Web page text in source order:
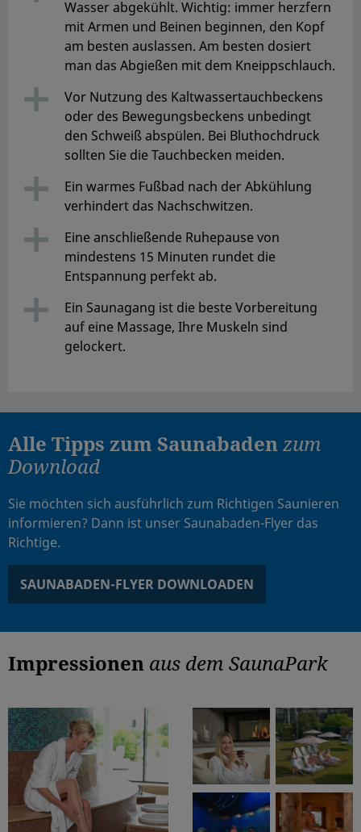
Wasser abgekühlt. Wichtig: immer herzfern
mit Armen und Beinen beginnen, den Kopf
am besten auslassen. Am besten dosiert
man das Abgießen mit dem Kneippschlauch.
Vor Nutzung des Kaltwassertauchbeckens
oder des Bewegungsbeckens unbedingt
den Schweiß abspülen. Bei Bluthochdruck
sollten Sie die Tauchbecken meiden.
Ein warmes Fußbad nach der Abkühlung
verhindert das Nachschwitzen.
Eine anschließende Ruhepause von
mindestens 15 Minuten rundet die
Entspannung perfekt ab.
Ein Saunagang ist die beste Vorbereitung
auf eine Massage, Ihre Muskeln sind
gelockert.
Alle Tipps zum Saunabadenzum
Download
Sie möchten sich ausführlich zum Richtigen Saunieren
informieren? Dann ist unser Saunabaden-Flyer das
Richtige.
SAUNABADEN-FLYER DOWNLOADEN
Impressionen aus dem SaunaPark